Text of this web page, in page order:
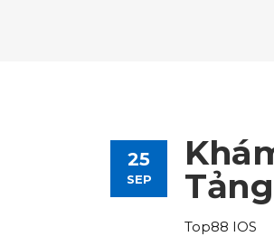
Team List
Advanced Link
25
SEP
Top88 IOS